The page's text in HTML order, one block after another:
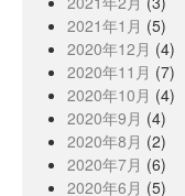
2021年1月 (5)
2020年12月 (4)
2020年11月 (7)
2020年10月 (4)
2020年9月 (4)
2020年8月 (2)
2020年7月 (6)
2020年6月 (5)